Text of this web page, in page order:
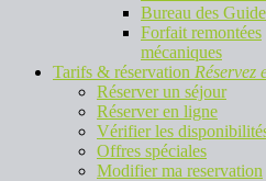
Bureau des
Forfait remontées
mécaniques
Tarifs & réservation Réservez
Réserver un séjour
Réserver en ligne
Vérifier les
Offres spéciales
Modifier ma reservation